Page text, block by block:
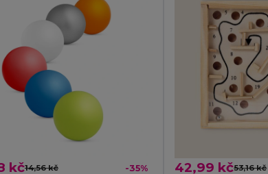
kč14,56 kč -35% 42,99 kč53,16 kč